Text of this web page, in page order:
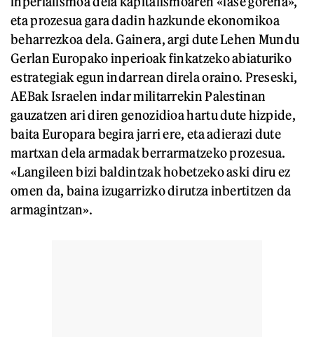
eta prozesua gara dadin hazkunde ekonomikoa
beharrezkoa dela. Gainera, argi dute Lehen Mundu
Gerlan Europako inperioak finkatzeko abiaturiko
estrategiak egun indarrean direla oraino. Preseski,
AEBak Israelen indar militarrekin Palestinan
gauzatzen ari diren genozidioa hartu dute hizpide,
baita Europara begira jarri ere, eta adierazi dute
martxan dela armadak berrarmatzeko prozesua.
«Langileen bizi baldintzak hobetzeko aski diru ez
omen da, baina izugarrizko dirutza inbertitzen da
armagintzan».